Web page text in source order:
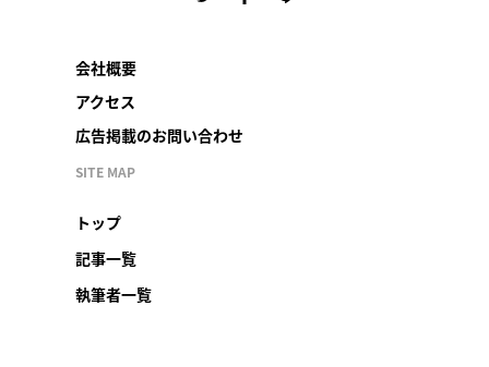
会社概要
アクセス
広告掲載のお問い合わせ
SITE MAP
トップ
記事一覧
執筆者一覧